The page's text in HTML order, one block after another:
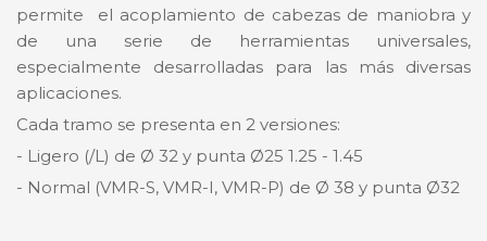
permite el acoplamiento de cabezas de maniobra y
de una serie de herramientas universales,
especialmente desarrolladas para las más diversas
aplicaciones.
Cada tramo se presenta en 2 versiones:
- Ligero (/L) de Ø 32 y punta Ø25 1.25 - 1.45
- Normal (VMR-S, VMR-I, VMR-P) de Ø 38 y punta Ø32